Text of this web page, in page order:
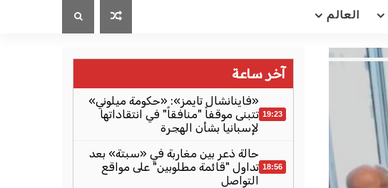
العالم
آخر ساعة
19:23
«فاينانشال تايمز»: «حكومة ميلوني»
تتبنى موقفاً "منافقاً" في انتقاداتها
لإسبانيا بشأن الهجرة
18:56
حالة ذعر بين مغاربة في «سبتة» بعد
تداول "قائمة مطلوبين" على مواقع
التواصل